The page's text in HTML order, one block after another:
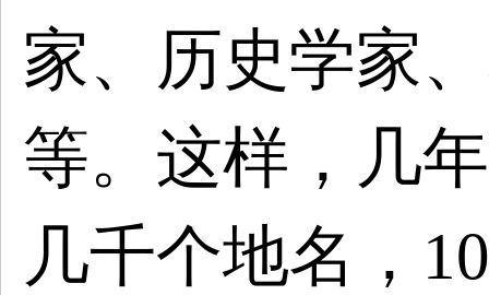
家、历史学家
等。这样，几
几千个地名，